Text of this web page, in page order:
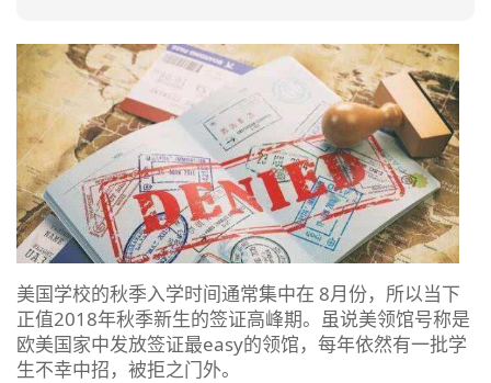
美国学校的秋季入学时间通常集中在 8月份，所以当下
正值2018年秋季新生的签证高峰期。虽说美领馆号称是
欧美国家中发放签证最easy的领馆，每年依然有一批学
生不幸中招，被拒之门外。